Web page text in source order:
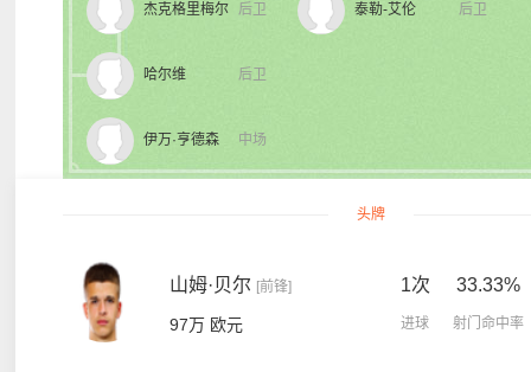
后卫
杰克格里梅尔
后卫
哈尔维
中场
伊万·亨德森
后卫
泰勒-艾伦
头牌
山姆·贝尔 [前锋]
97万 欧元
1次
进球
33.33%
射门命中率